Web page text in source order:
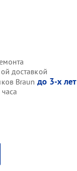
доставкой
Braun до 3-х лет